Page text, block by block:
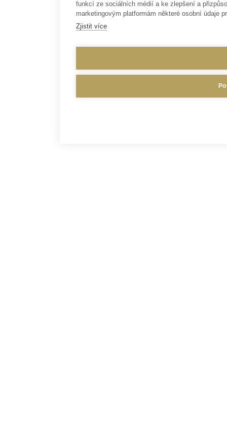
funkcí ze sociálních médií a ke zlepšení a
marketingovým platformám některé osobní údaje
Zjistit více